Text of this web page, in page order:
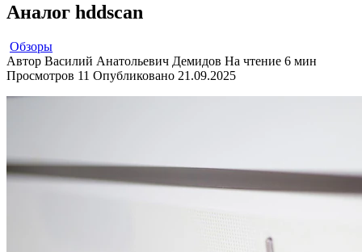
Аналог hddscan
Обзоры
Автор Василий Анатольевич Демидов На чтение 6 мин
Просмотров 11 Опубликовано 21.09.2025